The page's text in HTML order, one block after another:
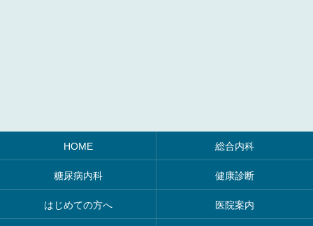
HOME 総合内科
糖尿病内科 健康診断
はじめての方へ 医院案内